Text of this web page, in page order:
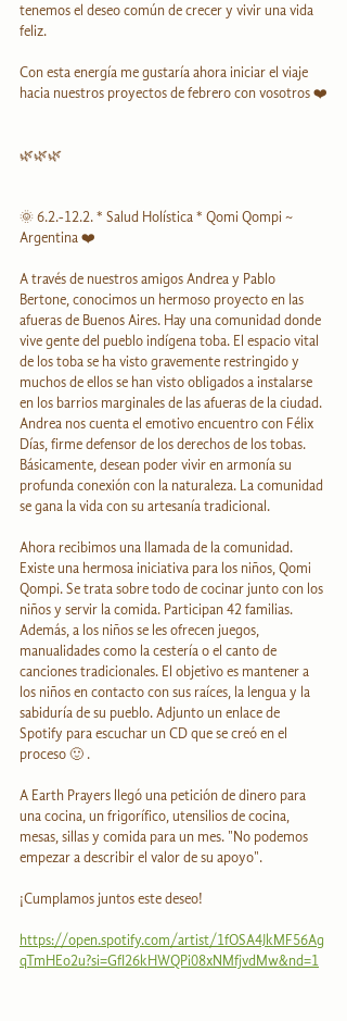
tenemos el deseo común de crecer y vivir una vida
feliz.
Con esta energía me gustaría ahora iniciar el viaje
hacia nuestros proyectos de febrero con vosotros ❤️
🌿🌿🌿
🌞 6.2.-12.2. * Salud Holística * Qomi Qompi ~
Argentina ❤️
A través de nuestros amigos Andrea y Pablo
Bertone, conocimos un hermoso proyecto en las
afueras de Buenos Aires. Hay una comunidad donde
vive gente del pueblo indígena toba. El espacio vital
de los toba se ha visto gravemente restringido y
muchos de ellos se han visto obligados a instalarse
en los barrios marginales de las afueras de la ciudad.
Andrea nos cuenta el emotivo encuentro con Félix
Días, firme defensor de los derechos de los tobas.
Básicamente, desean poder vivir en armonía su
profunda conexión con la naturaleza. La comunidad
se gana la vida con su artesanía tradicional.
Ahora recibimos una llamada de la comunidad.
Existe una hermosa iniciativa para los niños, Qomi
Qompi. Se trata sobre todo de cocinar junto con los
niños y servir la comida. Participan 42 familias.
Además, a los niños se les ofrecen juegos,
manualidades como la cestería o el canto de
canciones tradicionales. El objetivo es mantener a
los niños en contacto con sus raíces, la lengua y la
sabiduría de su pueblo. Adjunto un enlace de
Spotify para escuchar un CD que se creó en el
proceso 🙂 .
A Earth Prayers llegó una petición de dinero para
una cocina, un frigorífico, utensilios de cocina,
mesas, sillas y comida para un mes. "No podemos
empezar a describir el valor de su apoyo".
¡Cumplamos juntos este deseo!
https://open.spotify.com/artist/1fOSA4JkMF56Ag
qTmHEo2u?si=GfI26kHWQPi08xNMfjvdMw&nd=1